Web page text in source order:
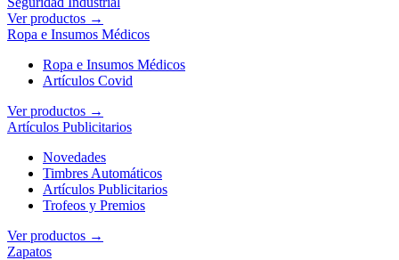
Ver productos →
Ropa e Insumos Médicos
Ropa e Insumos Médicos
Artículos Covid
Ver productos →
Artículos Publicitarios
Novedades
Timbres Automáticos
Artículos Publicitarios
Trofeos y Premios
Ver productos →
Zapatos